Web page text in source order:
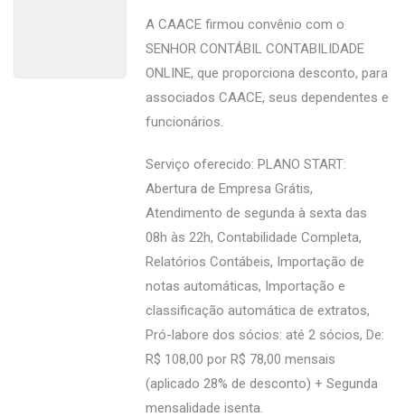
A CAACE firmou convênio com o
SENHOR CONTÁBIL CONTABILIDADE
ONLINE, que proporciona desconto, para
associados CAACE, seus dependentes e
funcionários.
Serviço oferecido: PLANO START:
Abertura de Empresa Grátis,
Atendimento de segunda à sexta das
08h às 22h, Contabilidade Completa,
Relatórios Contábeis, Importação de
notas automáticas, Importação e
classificação automática de extratos,
Pró-labore dos sócios: até 2 sócios, De:
R$ 108,00 por R$ 78,00 mensais
(aplicado 28% de desconto) + Segunda
mensalidade isenta.